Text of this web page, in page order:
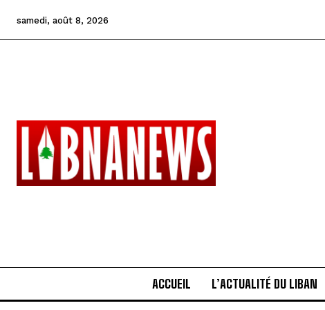
samedi, août 8, 2026
ACCUEIL L’ACTUALITÉ DU LIBAN